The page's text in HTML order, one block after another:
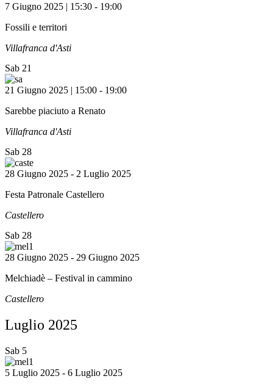
7 Giugno 2025 | 15:30 - 19:00
Fossili e territori
Villafranca d'Asti
Sab 21
21 Giugno 2025 | 15:00 - 19:00
Sarebbe piaciuto a Renato
Villafranca d'Asti
Sab 28
28 Giugno 2025 - 2 Luglio 2025
Festa Patronale Castellero
Castellero
Sab 28
28 Giugno 2025 - 29 Giugno 2025
Melchiadè – Festival in cammino
Castellero
Luglio 2025
Sab 5
5 Luglio 2025 - 6 Luglio 2025